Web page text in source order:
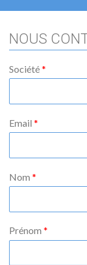
NOUS
Société
Email
Nom
Prénom